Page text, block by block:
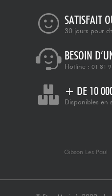
SATISFAIT
30 jours pour
BESOIN
Hotline : 01 81
+ DE 10
Disponibles en
Gibson Les Paul